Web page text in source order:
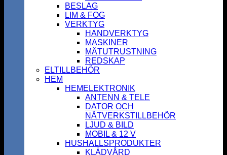
BESLAG
LIM & FOG
VERKTYG
HANDVERKTYG
MASKINER
MÄTUTRUSTNING
REDSKAP
ELTILLBEHÖR
HEM
HEMELEKTRONIK
ANTENN & TELE
DATOR OCH
NÄTVERKSTILLBEHÖR
LJUD & BILD
MOBIL & 12 V
HUSHALLSPRODUKTER
KLÄDVÅRD